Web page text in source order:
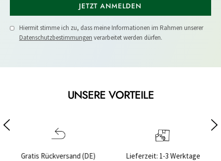
JETZT ANMELDEN
Hiermit stimme ich zu, dass meine Informationen im Rahmen unserer
Datenschutzbestimmungen verarbeitet werden dürfen.
UNSERE VORTEILE
Lieferzeit: 1-3 Werktage Sichere Bezahlung